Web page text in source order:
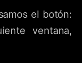
el botón:
ventana,